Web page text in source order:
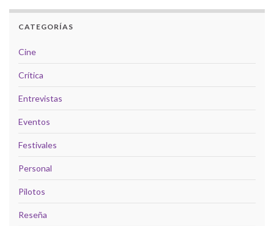
CATEGORÍAS
Cine
Crítica
Entrevistas
Eventos
Festivales
Personal
Pilotos
Reseña